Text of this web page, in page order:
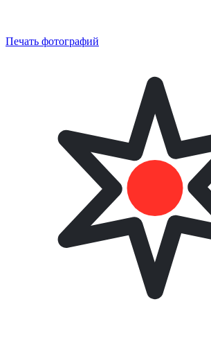
Печать фотографий